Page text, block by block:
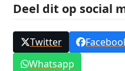
Deel dit op social
Twitter
Whatsapp